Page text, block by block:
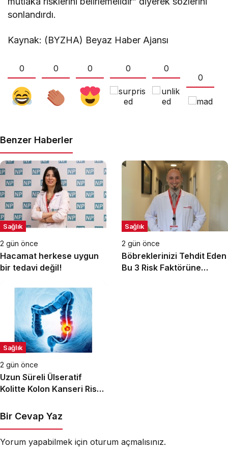
sonlandırdı.
Kaynak: (BYZHA) Beyaz Haber Ajansı
0 0 0 0
0
0
Benzer Haberler
Sağlık
2 gün önce
Hacamat herkese uygun
bir tedavi değil!
Sağlık
2 gün önce
Böbreklerinizi Tehdit Eden
Bu 3 Risk Faktörüne
Sağlık
2 gün önce
Uzun Süreli Ülseratif
Kolitte Kolon Kanseri Riski
Bir Cevap Yaz
Yorum yapabilmek için oturum açmalısınız.